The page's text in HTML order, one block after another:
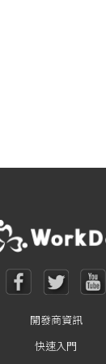
開發商資訊
快速入門